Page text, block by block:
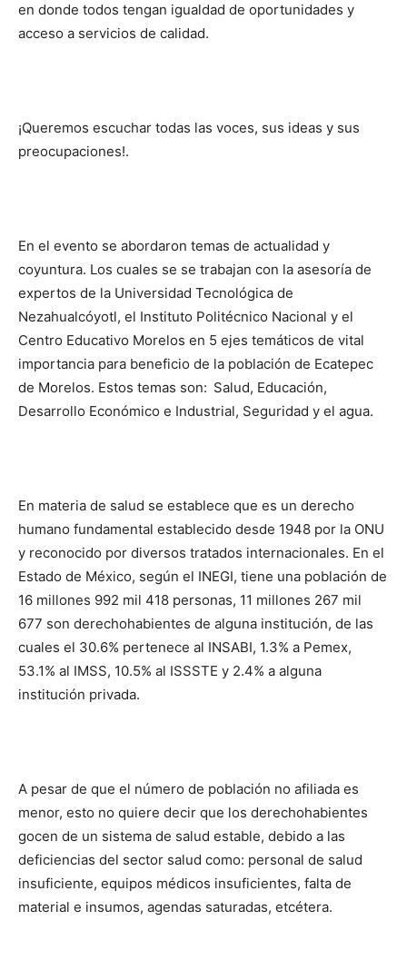
en donde todos tengan igualdad de oportunidades y
acceso a servicios de calidad.
¡Queremos escuchar todas las voces, sus ideas y sus
preocupaciones!.
En el evento se abordaron temas de actualidad y
coyuntura. Los cuales se se trabajan con la asesoría de
expertos de la Universidad Tecnológica de
Nezahualcóyotl, el Instituto Politécnico Nacional y el
Centro Educativo Morelos en 5 ejes temáticos de vital
importancia para beneficio de la población de Ecatepec
de Morelos. Estos temas son: Salud, Educación,
Desarrollo Económico e Industrial, Seguridad y el agua.
En materia de salud se establece que es un derecho
humano fundamental establecido desde 1948 por la ONU
y reconocido por diversos tratados internacionales. En el
Estado de México, según el INEGI, tiene una población de
16 millones 992 mil 418 personas, 11 millones 267 mil
677 son derechohabientes de alguna institución, de las
cuales el 30.6% pertenece al INSABI, 1.3% a Pemex,
53.1% al IMSS, 10.5% al ISSSTE y 2.4% a alguna
institución privada.
A pesar de que el número de población no afiliada es
menor, esto no quiere decir que los derechohabientes
gocen de un sistema de salud estable, debido a las
deficiencias del sector salud como: personal de salud
insuficiente, equipos médicos insuficientes, falta de
material e insumos, agendas saturadas, etcétera.